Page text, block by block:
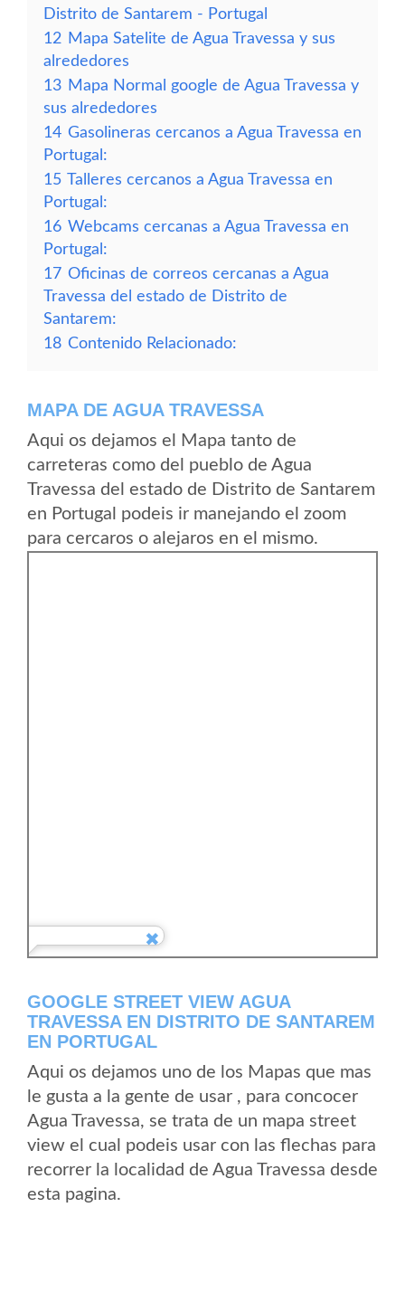
Distrito de Santarem - Portugal
12 Mapa Satelite de Agua Travessa y sus
alrededores
13 Mapa Normal google de Agua Travessa y
sus alrededores
14 Gasolineras cercanos a Agua Travessa en
Portugal:
15 Talleres cercanos a Agua Travessa en
Portugal:
16 Webcams cercanas a Agua Travessa en
Portugal:
17 Oficinas de correos cercanas a Agua
Travessa del estado de Distrito de
Santarem:
18 Contenido Relacionado:
MAPA DE AGUA TRAVESSA
Aqui os dejamos el Mapa tanto de
carreteras como del pueblo de Agua
Travessa del estado de Distrito de Santarem
en Portugal podeis ir manejando el zoom
para cercaros o alejaros en el mismo.
GOOGLE STREET VIEW AGUA
TRAVESSA EN DISTRITO DE SANTAREM
EN PORTUGAL
Aqui os dejamos uno de los Mapas que mas
le gusta a la gente de usar , para concocer
Agua Travessa, se trata de un mapa street
view el cual podeis usar con las flechas para
recorrer la localidad de Agua Travessa desde
esta pagina.